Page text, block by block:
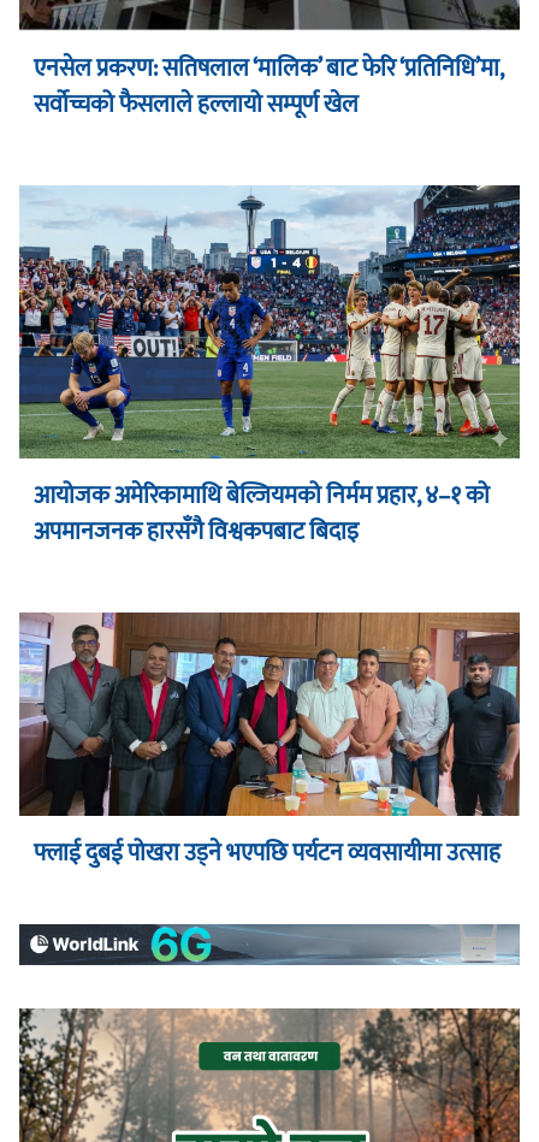
एनसेल प्रकरण: सतिषलाल ‘मालिक’ बाट फेरि ‘प्रतिनिधि’मा,
सर्वोच्चको फैसलाले हल्लायो सम्पूर्ण खेल
आयोजक अमेरिकामाथि बेल्जियमको निर्मम प्रहार, ४–१ को
अपमानजनक हारसँगै विश्वकपबाट बिदाइ
फ्लाई दुबई पोखरा उड्ने भएपछि पर्यटन व्यवसायीमा उत्साह